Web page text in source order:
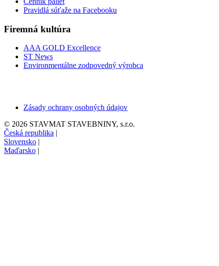
Pravidlá súťaže na Facebooku
Firemná kultúra
AAA GOLD Excellence
ST News
Environmentálne zodpovedný výrobca
Zásady ochrany osobných údajov
© 2026 STAVMAT STAVEBNINY, s.r.o.
Česká republika |
Slovensko |
Maďarsko |